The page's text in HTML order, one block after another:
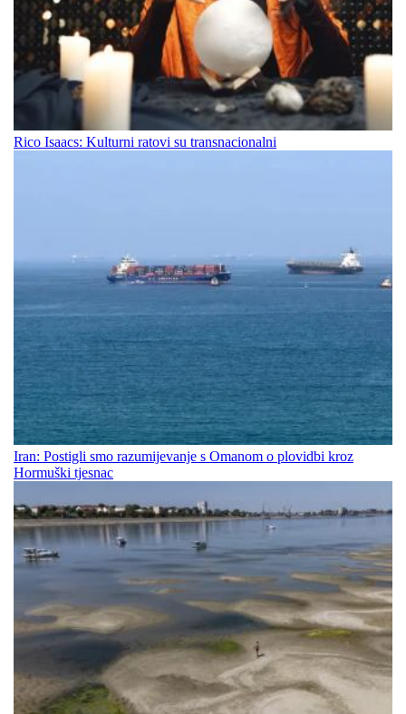
Rico Isaacs: Kulturni ratovi su transnacionalni
Iran: Postigli smo razumijevanje s Omanom o plovidbi kroz
Hormuški tjesnac